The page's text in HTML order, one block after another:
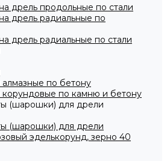
дрель продольные по стали
дрель радиальные по
дрель радиальные по стали
по бетону
по камню и бетону
(шарошки) для дрели
(шарошки) для дрели
эделькорунд, зерно 40